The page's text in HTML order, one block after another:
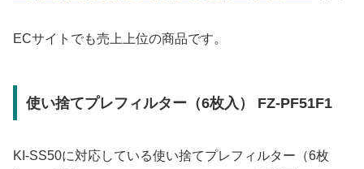
ECサイトでも売上上位の商品です。
使い捨てプレフィルター（6枚入） FZ-PF51F1
KI-SS50に対応している使い捨てプレフィルター（6枚